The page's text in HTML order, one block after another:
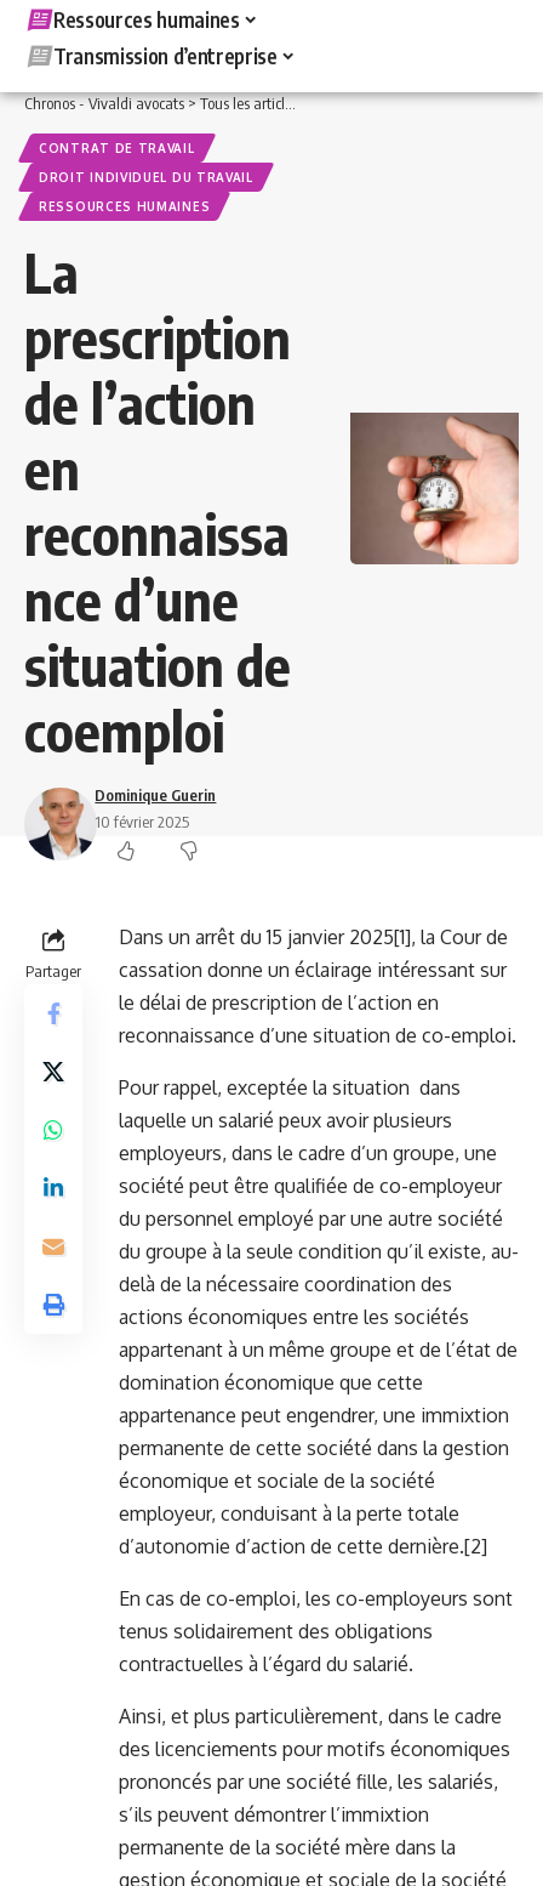
Ressources humaines
Transmission d’entreprise
Chronos - Vivaldi avocats>Tous les articles >Ressources humaines>Contrat de
CONTRAT DE TRAVAIL
DROIT INDIVIDUEL DU TRAVAIL
RESSOURCES HUMAINES
La
prescription
de l’action
en
reconnaissa
nce d’une
situation de
coemploi
Dominique Guerin
10 février 2025
Partager
Dans un arrêt du 15 janvier 2025[1], la Cour de
cassation donne un éclairage intéressant sur
le délai de prescription de l’action en
reconnaissance d’une situation de co-emploi.
Pour rappel, exceptée la situation dans
laquelle un salarié peux avoir plusieurs
employeurs, dans le cadre d’un groupe, une
société peut être qualifiée de co-employeur
du personnel employé par une autre société
du groupe à la seule condition qu’il existe, au-
delà de la nécessaire coordination des
actions économiques entre les sociétés
appartenant à un même groupe et de l’état de
domination économique que cette
appartenance peut engendrer, une immixtion
permanente de cette société dans la gestion
économique et sociale de la société
employeur, conduisant à la perte totale
d’autonomie d’action de cette dernière.[2]
En cas de co-emploi, les co-employeurs sont
tenus solidairement des obligations
contractuelles à l’égard du salarié.
Ainsi, et plus particulièrement, dans le cadre
des licenciements pour motifs économiques
prononcés par une société fille, les salariés,
s’ils peuvent démontrer l’immixtion
permanente de la société mère dans la
gestion économique et sociale de la société